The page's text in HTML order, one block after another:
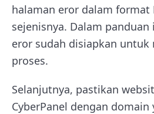
halaman eror dalam format
sejenisnya. Dalam
eror sudah disiapkan untuk
proses.
Selanjutnya, pastikan
CyberPanel dengan